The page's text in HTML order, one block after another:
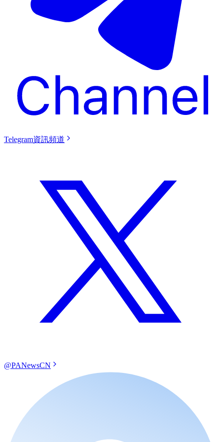
Telegram資訊頻道
@PANewsCN